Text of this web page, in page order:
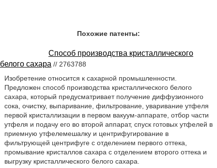
Похожие патенты:
Способ производства кристаллического
белого сахара // 2763788
Изобретение относится к сахарной промышленности.
Предложен способ производства кристаллического белого
сахара, который предусматривает получение диффузионного
сока, очистку, выпаривание, фильтрование, уваривание утфеля
первой кристаллизации в первом вакуум-аппарате, отбор части
утфеля и подачу его во второй аппарат, спуск готовых утфелей в
приемную утфелемешалку и центрифугирование в
фильтрующей центрифуге с отделением первого оттека,
промывание кристаллов сахара с отделением второго оттека и
выгрузку кристаллического белого сахара.